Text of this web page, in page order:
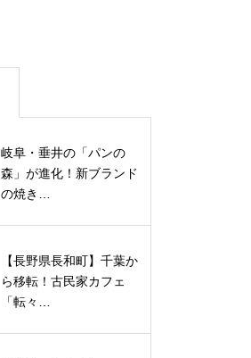
岐阜・垂井の「パンの
森」が進化！新ブランド
の焼き…
【長野県長和町】千葉か
ら移転！古民家カフェ
「転々…